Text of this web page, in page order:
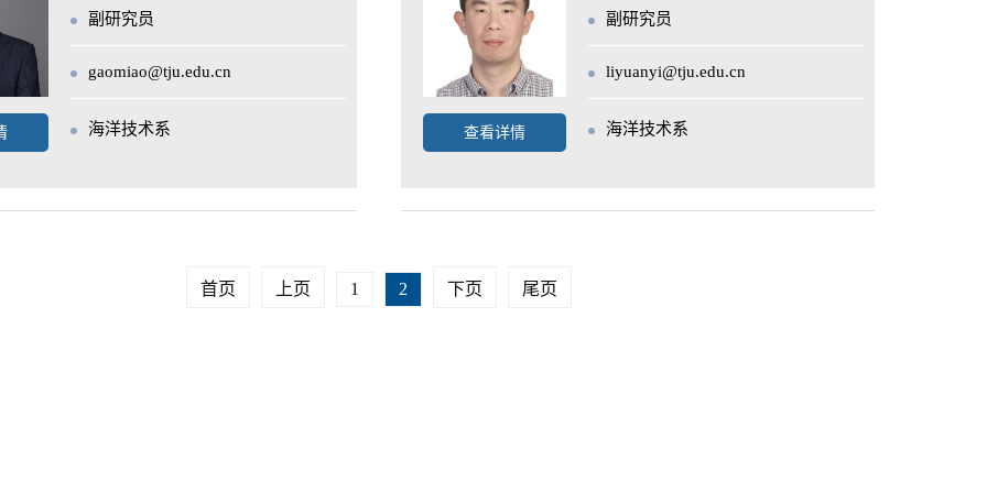
副研究员
gaomiao@tju.edu.cn
海洋技术系 查看详情
副研究员
liyuanyi@tju.edu.cn
海洋技术系
首页 上页 1 2 下页 尾页